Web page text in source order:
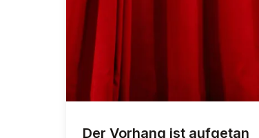
Der Vorhang ist aufgetan